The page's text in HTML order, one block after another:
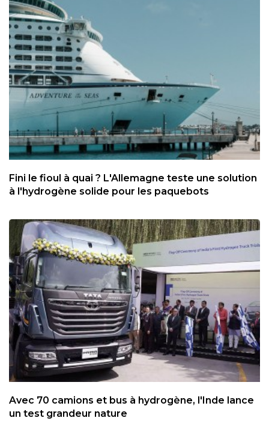
Fini le fioul à quai ? L'Allemagne teste une solution
à l'hydrogène solide pour les paquebots
Avec 70 camions et bus à hydrogène, l'Inde lance
un test grandeur nature